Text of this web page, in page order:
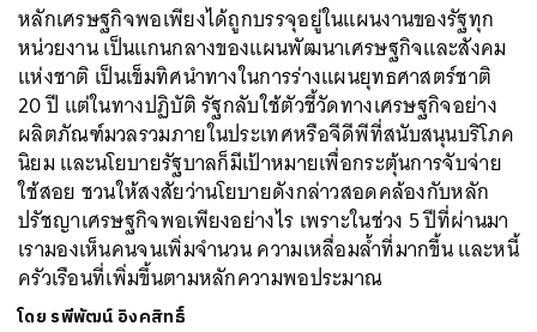
หลักเศรษฐกิจพอเพียงได้ถูกบรรจุอยู่ในแผนงานของรัฐทุก
หน่วยงาน เป็นแกนกลางของแผนพัฒนาเศรษฐกิจและสังคม
แห่งชาติ เป็นเข็มทิศนำทางในการร่างแผนยุทธศาสตร์ชาติ
20 ปี แต่ในทางปฏิบัติ รัฐกลับใช้ตัวชี้วัดทางเศรษฐกิจอย่าง
ผลิตภัณฑ์มวลรวมภายในประเทศหรือจีดีพีที่สนับสนุนบริโภค
นิยม และนโยบายรัฐบาลก็มีเป้าหมายเพื่อกระตุ้นการจับจ่าย
ใช้สอย ชวนให้สงสัยว่านโยบายดังกล่าวสอดคล้องกับหลัก
ปรัชญาเศรษฐกิจพอเพียงอย่างไร เพราะในช่วง 5 ปีที่ผ่านมา
เรามองเห็นคนจนเพิ่มจำนวน ความเหลื่อมล้ำที่มากขึ้น และหนี้
ครัวเรือนที่เพิ่มขึ้นตามหลักความพอประมาณ
โดย รพีพัฒน์ อิงคสิทธิ์